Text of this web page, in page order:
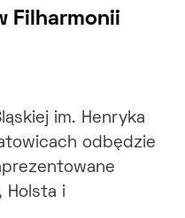
Filharmonii
im. Henryka
odbędzie
Holsta i